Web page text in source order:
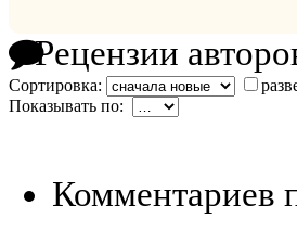
Рецензии
Сортировка:
Показывать по:
Комментариев